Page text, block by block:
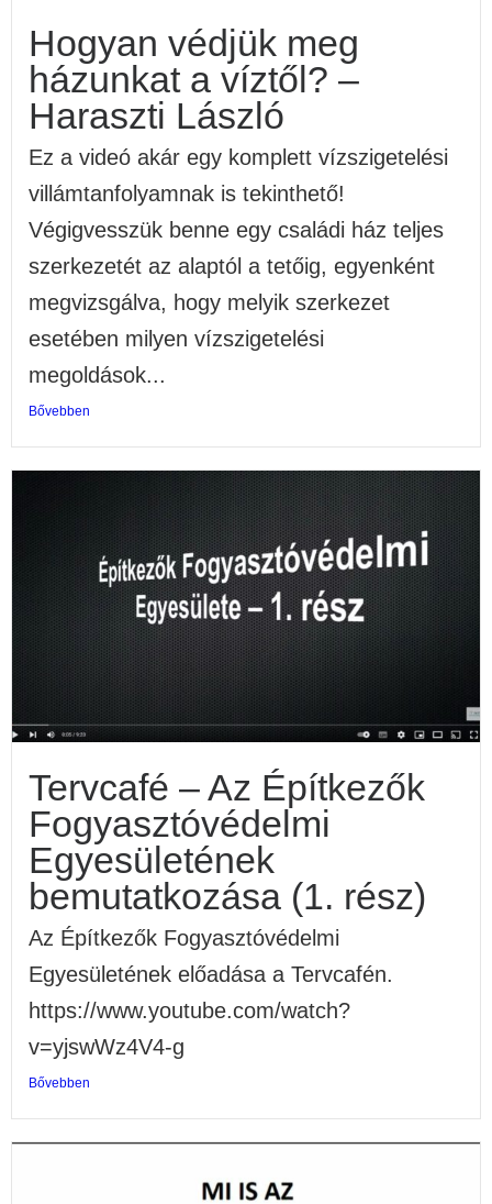
Hogyan védjük meg
házunkat a víztől? –
Haraszti László
Ez a videó akár egy komplett vízszigetelési
villámtanfolyamnak is tekinthető!
Végigvesszük benne egy családi ház teljes
szerkezetét az alaptól a tetőig, egyenként
megvizsgálva, hogy melyik szerkezet
esetében milyen vízszigetelési
megoldások...
Bővebben
Tervcafé – Az Építkezők
Fogyasztóvédelmi
Egyesületének
bemutatkozása (1. rész)
Az Építkezők Fogyasztóvédelmi
Egyesületének előadása a Tervcafén.
https://www.youtube.com/watch?
v=yjswWz4V4-g
Bővebben